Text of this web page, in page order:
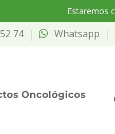
Estaremos
74 Whatsapp
Oncológicos